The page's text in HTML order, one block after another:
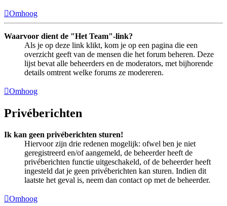
Omhoog
Waarvoor dient de "Het Team"-link?
Als je op deze link klikt, kom je op een pagina die een
overzicht geeft van de mensen die het forum beheren. Deze
lijst bevat alle beheerders en de moderators, met bijhorende
details omtrent welke forums ze modereren.
Omhoog
Privéberichten
Ik kan geen privéberichten sturen!
Hiervoor zijn drie redenen mogelijk: ofwel ben je niet
geregistreerd en/of aangemeld, de beheerder heeft de
privéberichten functie uitgeschakeld, of de beheerder heeft
ingesteld dat je geen privéberichten kan sturen. Indien dit
laatste het geval is, neem dan contact op met de beheerder.
Omhoog